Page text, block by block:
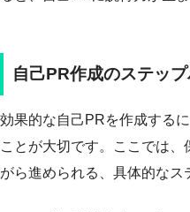
自己PR作成のステッ
効果的な自己PRを作成する
ことが大切です。ここでは
がら進められる、具体的なス